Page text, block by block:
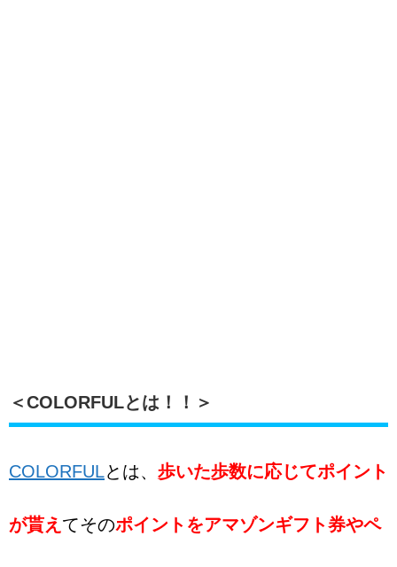
＜COLORFULとは！！＞
COLORFULとは、 歩いた歩数に応じてポイント
が貰え てそのポイントをアマゾンギフト券やペ